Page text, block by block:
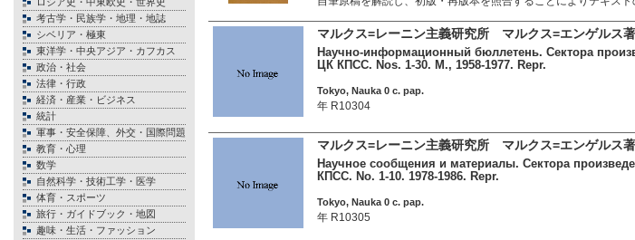
考古学・民族学・地理・地誌
シベリア・極東
東洋学・中央アジア・カフカス
政治・社会
法律・行政
経済・産業・ビジネス
統計
軍事・安全保障、外交・国際問題
教育・心理
数学
自然科学・技術工学・医学
体育・スポーツ
旅行・ガイドブック・地図
趣味・生活・ファッション
マルクス=レーニン主義研究所 マルクス=エンゲル
Научно-информационный бюллетень. Сектора
ЦК КПСС. Nos. 1-30. М., 1958-1977. Repr.
Tokyo, Nauka 0 c. pap.
年 R10304
マルクス=レーニン主義研究所 マルクス=エンゲルス
Научное сообщения и материалы. Сектора
КПСС. No. 1-10. 1978-1986. Repr.
Tokyo, Nauka 0 c. pap.
年 R10305